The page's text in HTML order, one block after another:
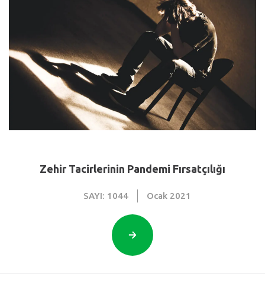
Zehir Tacirlerinin Pandemi Fırsatçılığı
SAYI: 1044 Ocak 2021